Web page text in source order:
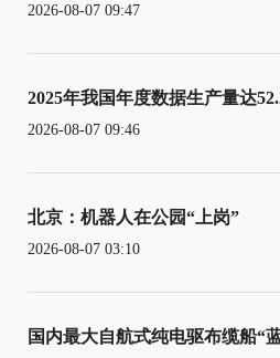
2026-08-07 09:47
2025年我国年度数据生产量达
2026-08-07 09:46
北京：机器人在公园“上岗”
2026-08-07 03:10
国内最大自航式纯电驱布缆船“